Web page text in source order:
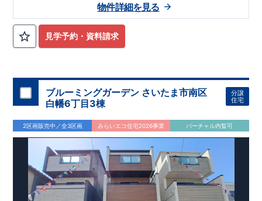
バス停「 大久保支所
12分​​​◆設計・建設性能評価ｗ取得！​◎性能評価とは​​【設
計住宅性能評価】 ​建物設計段階で、国が定めた
関
が評価しております！ ​ 【 建設
地震に強い住宅です！​冬は暖かく夏は涼しくて快適♪ 省エ
ネに優れた断熱等性能５を取得！ ​ ​ その他項目も評価を受け
ており、性能に特化した住宅です！
​大久保小学校まで徒歩12分、
校まで徒歩12分！​幼稚園、保育園までは徒歩20分圏内！​ ◆
広々とした敷地！ ​敷地は44坪超
間取りプラン採用！
​ ​◆こだわりの内装！
洗濯物が干せる室内物干し ​浴室乾燥暖房機付き！​食洗機
付きシステムキッチン！​ ​
平日、休日 時間帯問わずご案内可
能です！​お気軽にお問い合わせください！ ​【お問い合わせ】
048-710-5571 (営業時間 9:30～18:30 火水定休日)
見学予約・資料請求
物件詳細を見る
ブルーミングガーデン さいたま市南区
白幡6丁目3棟
分譲
住宅
2区画販売中／全3区画 みらいエコ住宅2026事業 バーチャル内覧可